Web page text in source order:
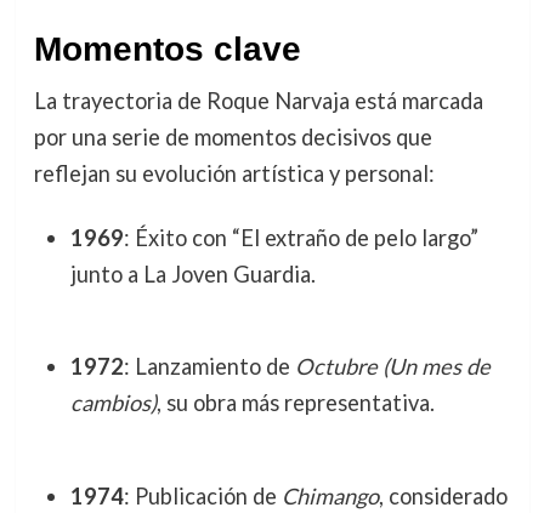
Momentos clave
La trayectoria de Roque Narvaja está marcada
por una serie de momentos decisivos que
reflejan su evolución artística y personal:
1969: Éxito con “El extraño de pelo largo”
junto a La Joven Guardia.
1972: Lanzamiento de Octubre (Un mes de
cambios), su obra más representativa.
1974: Publicación de Chimango, considerado